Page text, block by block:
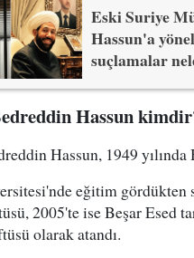
Eski Suriye
Hassun'a
suçlamalar
Hassun
Hassun, 1949 yılında
eğitim gördükten
2005'te ise Beşar Esed
olarak atandı.